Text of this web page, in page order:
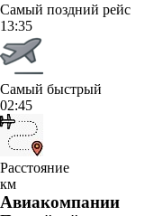
Самый поздний рейс
13:35
Самый быстрый
02:45
Расстояние
км
Авиакомпании